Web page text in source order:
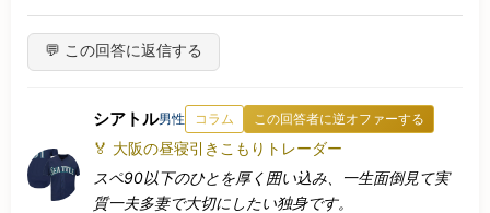
💬 この回答に返信する
シアトル男性 コラム この回答者に逆オファーする
🏅 大阪の昼寝引きこもりトレーダー
スペ90以下のひとを厚く囲い込み、一生面倒見て実
質一夫多妻で大切にしたい独身です。